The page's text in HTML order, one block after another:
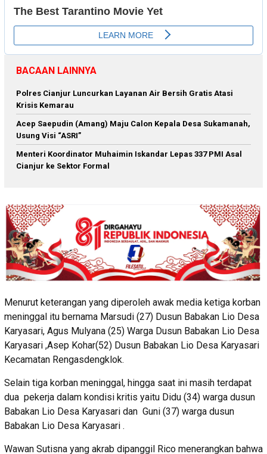
BACAAN LAINNYA
Polres Cianjur Luncurkan Layanan Air Bersih Gratis Atasi
Krisis Kemarau
Acep Saepudin (Amang) Maju Calon Kepala Desa Sukamanah,
Usung Visi “ASRI”
Menteri Koordinator Muhaimin Iskandar Lepas 337 PMI Asal
Cianjur ke Sektor Formal
Menurut keterangan yang diperoleh awak media ketiga korban
meninggal itu bernama Marsudi (27) Dusun Babakan Lio Desa
Karyasari, Agus Mulyana (25) Warga Dusun Babakan Lio Desa
Karyasari ,Asep Kohar(52) Dusun Babakan Lio Desa Karyasari
Kecamatan Rengasdengklok.
Selain tiga korban meninggal, hingga saat ini masih terdapat
dua pekerja dalam kondisi kritis yaitu Didu (34) warga dusun
Babakan Lio Desa Karyasari dan Guni (37) warga dusun
Babakan Lio Desa Karyasari .
Wawan Sutisna yang akrab dipanggil Rico menerangkan bahwa